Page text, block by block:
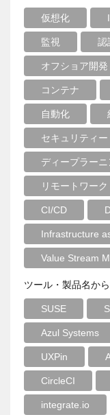
仮想化
監視 認
オフショア開発
コンテナ
自動化
セキュリティー
ディープラー
リモートワーク
CI/CD
Infrastructure
Value Stream
ツール・製品名か
SUSE
Azul Systems
UXPin
CircleCI
integrate.io